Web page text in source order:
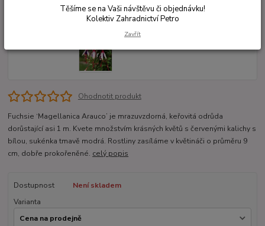
Ohodnotit produkt
Fuchsie ‘Magellanica Arauco’ je mrazuvzdorná, keřovitá odrůda
dorůstající asi 1 m. Kvete množstvím krásných květů s červenými kalichy s
bílou, sukénka tmavě modrá. Rostliny zasíláme v květináči o průměru 9
cm, dobře prokořeněné. celý popis
Dostupnost
Není skladem
Varianta
Těšíme se na Vaši návštěvu či objednávku!
Kolektiv Zahradnictví Petro
Zavřít